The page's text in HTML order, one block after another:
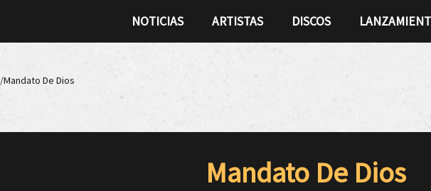
NOTICIAS ARTISTAS DISCOS
/Mandato De Dios
Mandato De Dios